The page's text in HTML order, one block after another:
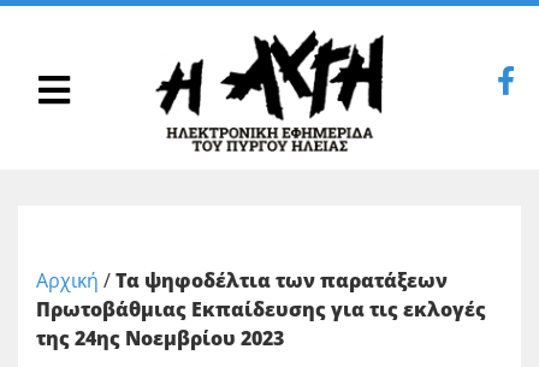
Αρχική /Τα ψηφοδέλτια των παρατάξεων
Πρωτοβάθμιας Εκπαίδευσης για τις εκλογές
της 24ης Νοεμβρίου 2023